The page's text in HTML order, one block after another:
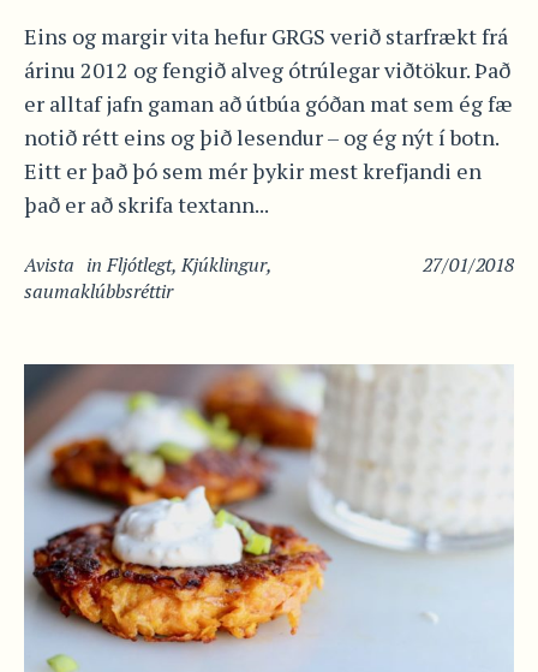
Eins og margir vita hefur GRGS verið starfrækt frá
árinu 2012 og fengið alveg ótrúlegar viðtökur. Það
er alltaf jafn gaman að útbúa góðan mat sem ég fæ
notið rétt eins og þið lesendur – og ég nýt í botn.
Eitt er það þó sem mér þykir mest krefjandi en
það er að skrifa textann...
27/01/2018
Avista inFljótlegt,Kjúklingur,
saumaklúbbsréttir